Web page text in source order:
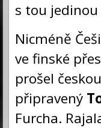
s tou
Nicméně
ve finské
prošel
připravený
Furcha.